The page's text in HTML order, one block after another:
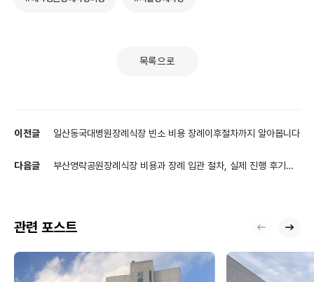
목록으로
이전글 일산동국대병원장례식장 빈소 비용 장례이후절차까지 알아봅니다
다음글
부산영락공원장례식장 비용과 장례 입관 절차, 실제 진행 후기까
관련 포스트